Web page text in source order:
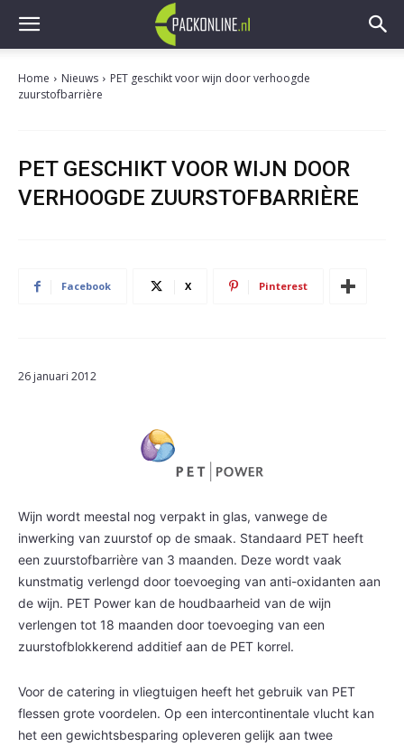
Home Nieuws
PET geschikt voor wijn door verhoogde
zuurstofbarrière
PET GESCHIKT VOOR WIJN DOOR
VERHOOGDE ZUURSTOFBARRIÈRE
Facebook X Pinterest
26 januari 2012
Wijn wordt meestal nog verpakt in glas, vanwege de
inwerking van zuurstof op de smaak. Standaard PET heeft
een zuurstofbarrière van 3 maanden. Deze wordt vaak
kunstmatig verlengd door toevoeging van anti-oxidanten aan
de wijn. PET Power kan de houdbaarheid van de wijn
verlengen tot 18 maanden door toevoeging van een
zuurstofblokkerend additief aan de PET korrel.
Voor de catering in vliegtuigen heeft het gebruik van PET
flessen grote voordelen. Op een intercontinentale vlucht kan
het een gewichtsbesparing opleveren gelijk aan twee